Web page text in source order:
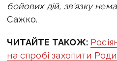
бойових дій, зв’язку
Сажко.
ЧИТАЙТЕ ТАКОЖ:
на спробі захопити